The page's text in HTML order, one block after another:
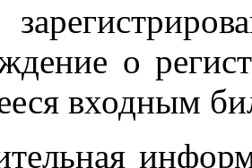
о
входным